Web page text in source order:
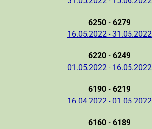
6250 - 6279
16.05.2022 - 31.05.2022
6220 - 6249
01.05.2022 - 16.05.2022
6190 - 6219
16.04.2022 - 01.05.2022
6160 - 6189